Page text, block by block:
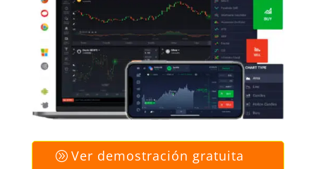
Ver demostración gratuita